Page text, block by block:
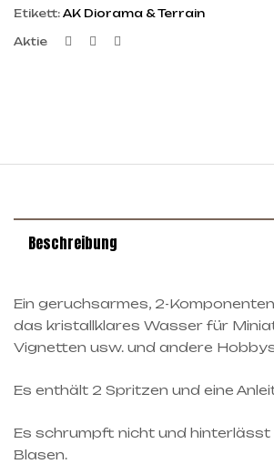
Etikett: AK Diorama & Terrain
Aktie Facebook
Twitter
Beschreibung
Ein geruchsarmes, 2-
das kristallklares Wasser für
Vignetten usw. und andere
Es enthält 2 Spritzen und eine
Es schrumpft nicht und hinterlässt
Blasen.